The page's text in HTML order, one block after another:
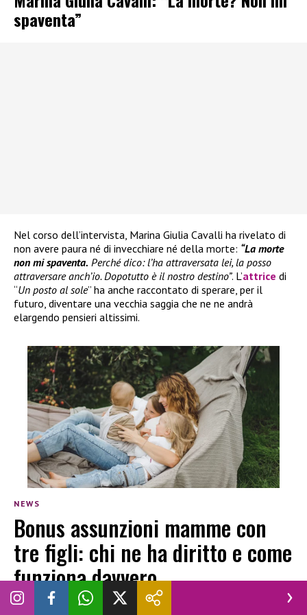
spaventa”
Nel corso dell’intervista, Marina Giulia Cavalli ha rivelato di
non avere paura né di invecchiare né della morte: “La morte
non mi spaventa. Perché dico: l’ha attraversata lei, la posso
attraversare anch’io. Dopotutto è il nostro destino”. L’attrice di
“Un posto al sole” ha anche raccontato di sperare, per il
futuro, diventare una vecchia saggia che ne ne andrà
elargendo pensieri altissimi.
NEWS
Bonus assunzioni mamme con
tre figli: chi ne ha diritto e come
funziona davvero
SARA GUGLIELMETTI 3 AGOSTO 2026